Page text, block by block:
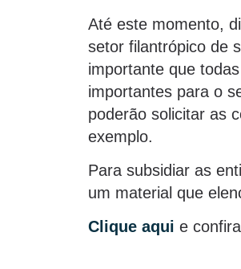
Até este momento,
setor filantrópico de
importante que
importantes para o
poderão solicitar as
exemplo.
Para subsidiar as
um material que
Clique aqui e